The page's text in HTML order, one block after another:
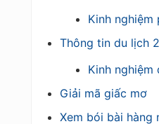
Kinh
Thông tin du lịch
Kinh nghiệm
Giải mã giấc mơ
Xem bói bài hàng